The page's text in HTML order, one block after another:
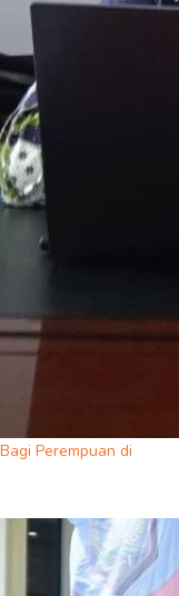
Perempuan di